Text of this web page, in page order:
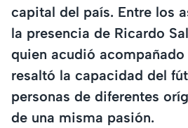
capital del país. Entre los
la presencia de Ricardo
quien acudió
resaltó la capacidad del
personas de diferentes
de una misma pasión.